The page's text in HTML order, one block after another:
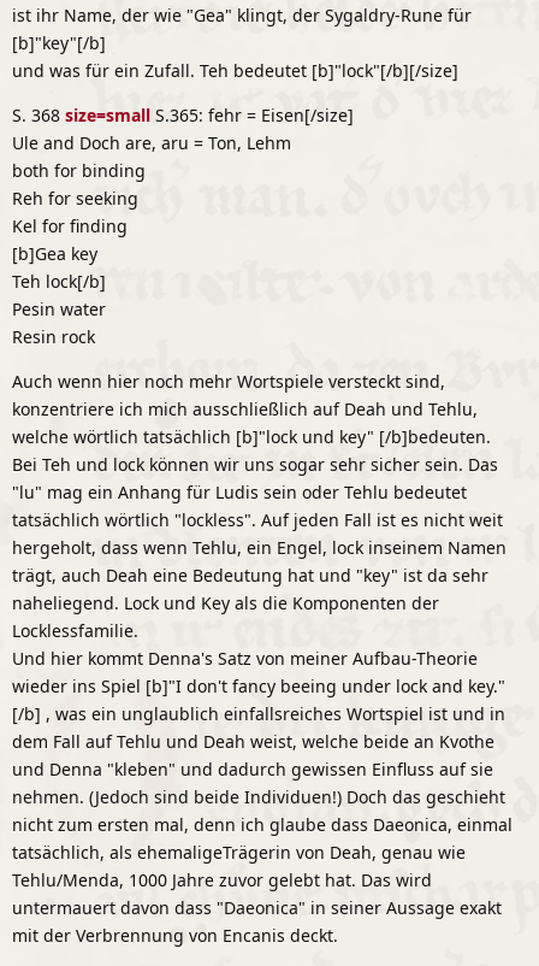
ist ihr Name, der wie "Gea" klingt, der Sygaldry-Rune für
[b]"key"[/b]
und was für ein Zufall. Teh bedeutet [b]"lock"[/b][/size]
S. 368 size=small S.365: fehr = Eisen[/size]
Ule and Doch are, aru = Ton, Lehm
both for binding
Reh for seeking
Kel for finding
[b]Gea key
Teh lock[/b]
Pesin water
Resin rock
Auch wenn hier noch mehr Wortspiele versteckt sind,
konzentriere ich mich ausschließlich auf Deah und Tehlu,
welche wörtlich tatsächlich [b]"lock und key" [/b]bedeuten.
Bei Teh und lock können wir uns sogar sehr sicher sein. Das
"lu" mag ein Anhang für Ludis sein oder Tehlu bedeutet
tatsächlich wörtlich "lockless". Auf jeden Fall ist es nicht weit
hergeholt, dass wenn Tehlu, ein Engel, lock inseinem Namen
trägt, auch Deah eine Bedeutung hat und "key" ist da sehr
naheliegend. Lock und Key als die Komponenten der
Locklessfamilie.
Und hier kommt Denna's Satz von meiner Aufbau-Theorie
wieder ins Spiel [b]"I don't fancy beeing under lock and key."
[/b] , was ein unglaublich einfallsreiches Wortspiel ist und in
dem Fall auf Tehlu und Deah weist, welche beide an Kvothe
und Denna "kleben" und dadurch gewissen Einfluss auf sie
nehmen. (Jedoch sind beide Individuen!) Doch das geschieht
nicht zum ersten mal, denn ich glaube dass Daeonica, einmal
tatsächlich, als ehemaligeTrägerin von Deah, genau wie
Tehlu/Menda, 1000 Jahre zuvor gelebt hat. Das wird
untermauert davon dass "Daeonica" in seiner Aussage exakt
mit der Verbrennung von Encanis deckt.